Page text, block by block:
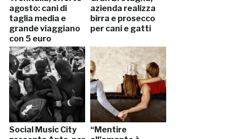
agosto: cani di
taglia media e
grande viaggiano
con 5 euro
azienda realizza
birra e prosecco
per cani e gatti
Social Music City
“Mentire